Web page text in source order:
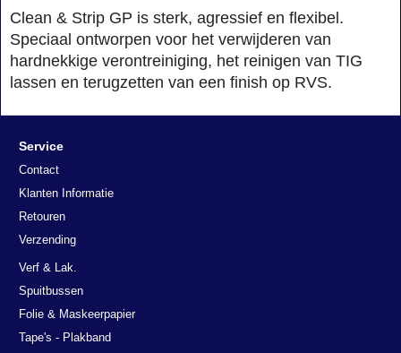
Clean & Strip GP is sterk, agressief en flexibel.
Speciaal ontworpen voor het verwijderen van
hardnekkige verontreiniging, het reinigen van TIG
lassen en terugzetten van een finish op RVS.
Service
Contact
Klanten Informatie
Retouren
Verzending
Verf & Lak.
Spuitbussen
Folie & Maskeerpapier
Tape's - Plakband